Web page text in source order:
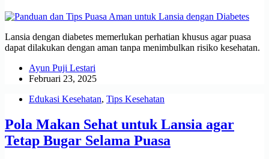
Lansia dengan diabetes memerlukan perhatian khusus agar puasa
dapat dilakukan dengan aman tanpa menimbulkan risiko kesehatan.
Ayun Puji Lestari
Februari 23, 2025
Edukasi Kesehatan, Tips Kesehatan
Pola Makan Sehat untuk Lansia agar
Tetap Bugar Selama Puasa